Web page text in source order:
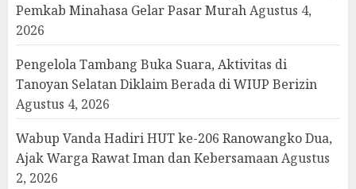
Pemkab Minahasa Gelar Pasar MurahAgustus 4,
2026
Pengelola Tambang Buka Suara, Aktivitas di
Tanoyan Selatan Diklaim Berada di WIUP Berizin
Agustus 4, 2026
Wabup Vanda Hadiri HUT ke-206 Ranowangko Dua,
Ajak Warga Rawat Iman dan KebersamaanAgustus
2, 2026